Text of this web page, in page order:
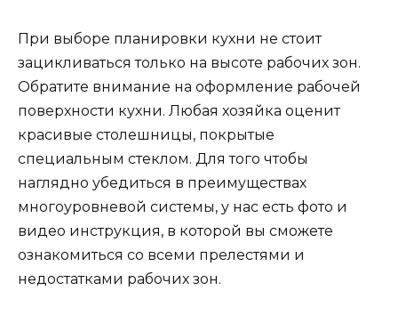
При выборе планировки кухни не стоит
зацикливаться только на высоте рабочих зон.
Обратите внимание на оформление рабочей
поверхности кухни. Любая хозяйка оценит
красивые столешницы, покрытые
специальным стеклом. Для того чтобы
наглядно убедиться в преимуществах
многоуровневой системы, у нас есть фото и
видео инструкция, в которой вы сможете
ознакомиться со всеми прелестями и
недостатками рабочих зон.